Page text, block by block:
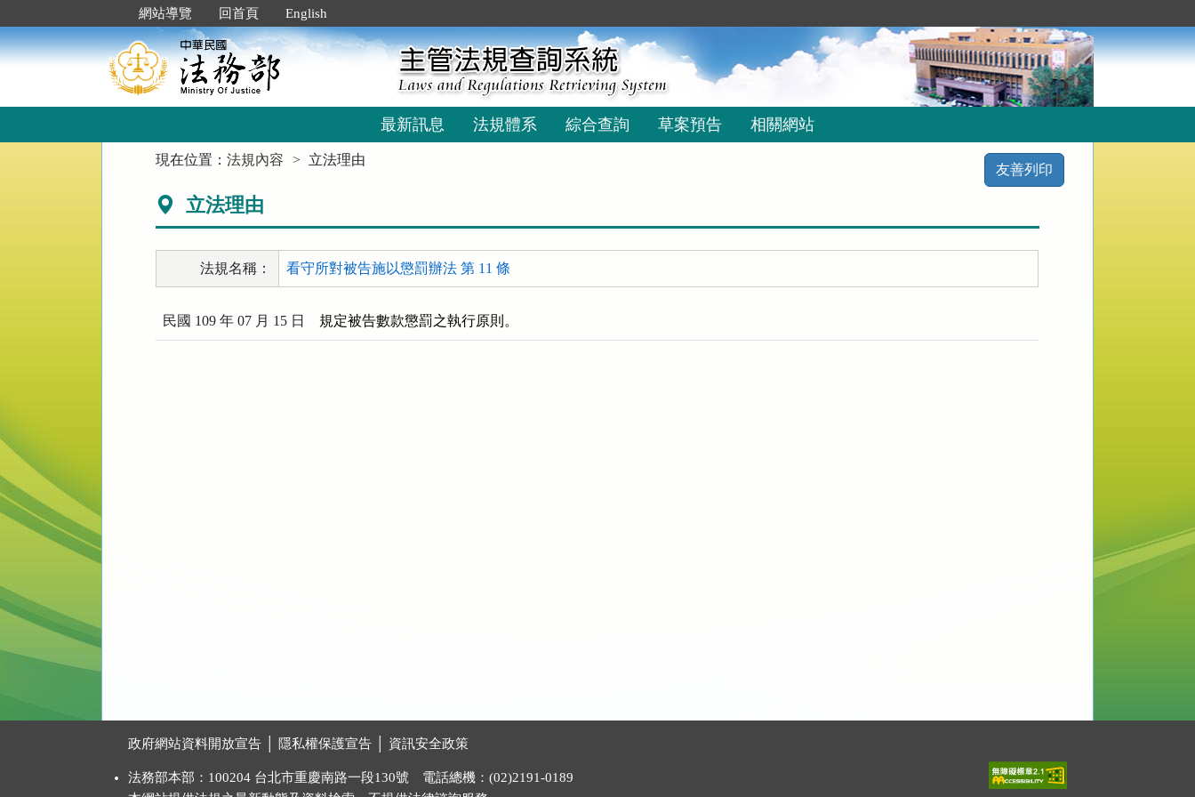
到
主
要
網站導覽 回首頁 English
最新訊息 法規體系 綜合查詢 草案預告 相關網站
現在位置：法規內容 立法理由
友善列印
立法理由
法規名稱： 看守所對被告施以懲罰辦法 第 11 條
民國 109 年 07 月 15 日 規定被告數款懲罰之執行原則。
政府網站資料開放宣告 隱私權保護宣告 資訊安全政策
法務部本部：100204 台北市重慶南路一段130號 電話總機：(02)2191-0189